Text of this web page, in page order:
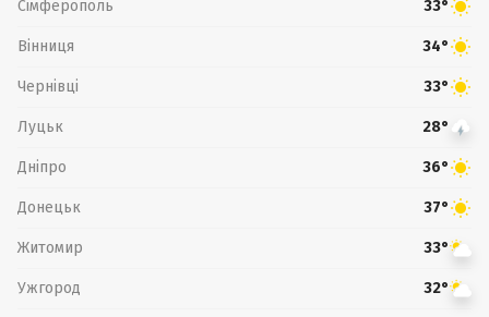
Сімферополь 33°
Вінниця 34°
Чернівці 33°
Луцьк 28°
Дніпро 36°
Донецьк 37°
Житомир 33°
Ужгород 32°